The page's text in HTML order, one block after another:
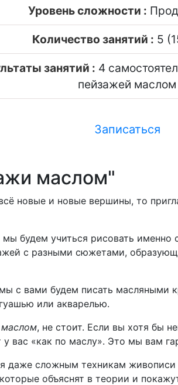
Уровень сложности :
Количество занятий : 5
занятий : 4
пейзажей маслом
Записаться
маслом"
новые и новые вершины, то
будем учиться рисовать именно
с разными сюжетами,
с вами будем писать масляными
или акварелью.
, не стоит. Если вы хотя бы
вас «как по маслу». Это мы вам
даже сложным техникам живописи
объяснят в теории и